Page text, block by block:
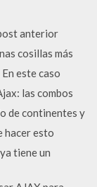
anterior
cosillas más
este caso
las combos
de continentes y
hacer esto
tiene un